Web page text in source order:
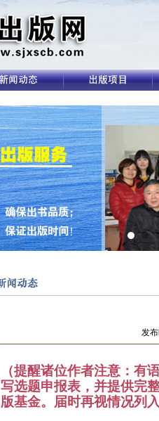
发
（提醒诸位作者注意：有
写选题申报表，并提供完
版基金。届时再视情况列